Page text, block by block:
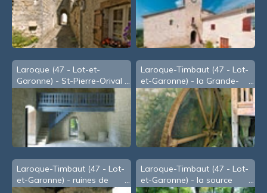
Laroque (47 - Lot-et-
Garonne) - St-Pierre-Orival
Laroque-Timbaut (47 - Lot-
et-Garonne) - la Grande-
Roue
Laroque-Timbaut (47 - Lot-
et-Garonne) - ruines de
Laroque-Timbaut (47 - Lot-
et-Garonne) - la source